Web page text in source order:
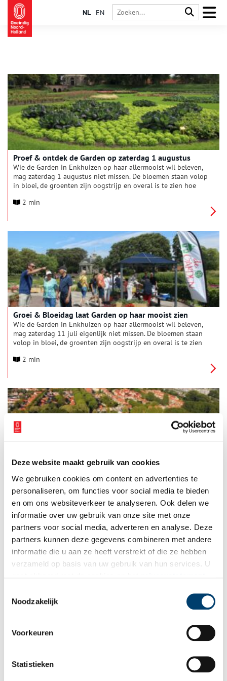
Deze website maakt gebruik van cookies
We gebruiken cookies om content en advertenties te
personaliseren, om functies voor social media te bieden
en om ons websiteverkeer te analyseren. Ook delen we
informatie over uw gebruik van onze site met onze
partners voor social media, adverteren en analyse. Deze
partners kunnen deze gegevens combineren met andere
informatie die u aan ze heeft verstrekt of die ze hebben
verzameld op basis van uw gebruik van hun services. U
Noodzakelijk
Voorkeuren
Statistieken
NL EN
Proef & ontdek de Garden op zaterdag 1 augustus
Wie de Garden in Enkhuizen op haar allermooist wil beleven,
mag zaterdag 1 augustus niet missen. De bloemen staan volop
in bloei, de groenten zijn oogstrijp en overal is te zien hoe
themadag worden bezoekers uitgenodigd om te ontdekken én
2 min
Groei & Bloeidag laat Garden op haar mooist zien
Wie de Garden in Enkhuizen op haar allermooist wil beleven,
mag zaterdag 11 juli eigenlijk niet missen. De bloemen staan
volop in bloei, de groenten zijn oogstrijp en overal is te zien
Groei & Bloeidag van dit seizoen worden bezoekers
2 min
De ontdekkingstuin in Enkhuizen start op zaterdag 27 juni het
nieuwe seizoen met een nieuwe toegang voor bezoekers. De
Simon N. Groot brug verbindt het voet- en fietspad
rechtstreeks met de Garden. De toegang aan het kruispunt van
de Randweg (N505) en het Westeinde maakt de
ontdekkingstuin beter bereikbaar voor bezoekers. Om 11.30 is
iedereen welkom in de Garden waarna de burgemeester de
brug en de nieuwe entree officieel zal openen.
2 min
Buitenconcert KSM luidt nieuw seizoen van de Garden in
Liefhebbers van natuur en muziek kunnen zondag 21 juni hun
Muziekkorps (KSM) Enkhuizen een gratis buitenconcert